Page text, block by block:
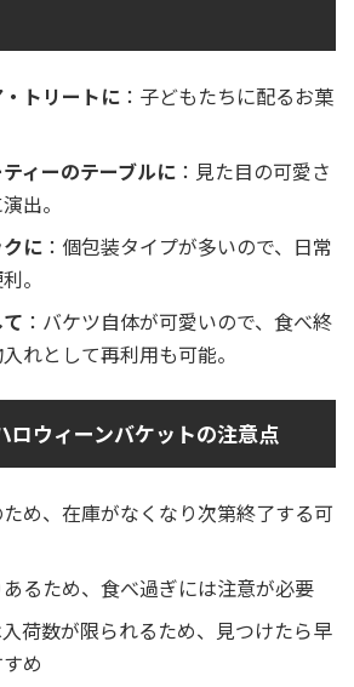
トリートに ：子どもたちに配るお菓
ィーのテーブルに ：見た目の可愛さ
出。
に ：個包装タイプが多いので、日常
。
：バケツ自体が可愛いので、食べ終
れとして再利用も可能。
ロウィーンバケットの注意点
め、在庫がなくなり次第終了する可
るため、食べ過ぎには注意が必要
荷数が限られるため、見つけたら早
め